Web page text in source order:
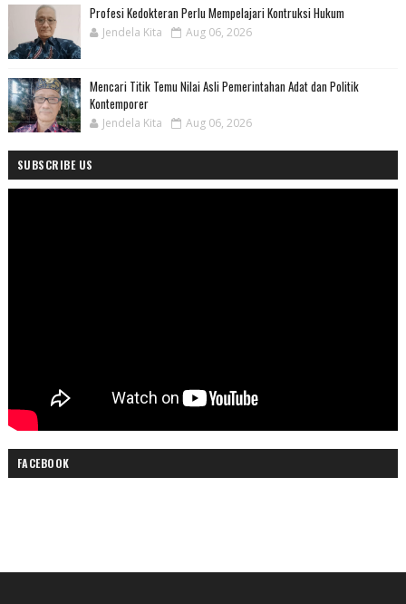
Profesi Kedokteran Perlu Mempelajari Kontruksi Hukum
Jendela Kita Aug 06, 2026
Mencari Titik Temu Nilai Asli Pemerintahan Adat dan Politik
Kontemporer
Jendela Kita Aug 06, 2026
SUBSCRIBE US
FACEBOOK